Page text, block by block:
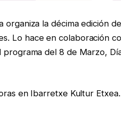
la décima edición
Lo hace en colaboración
del 8 de Marzo,
en Ibarretxe Kultur Etxea.